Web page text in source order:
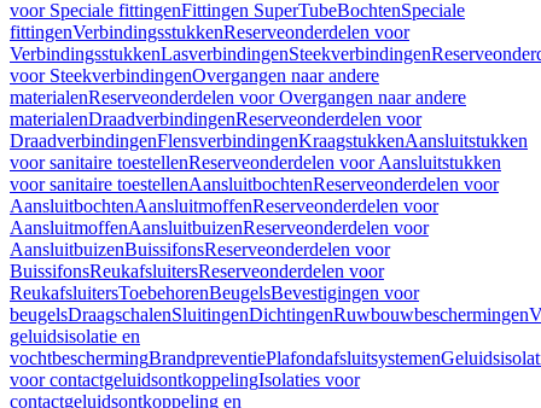
voor Speciale fittingenFittingen SuperTubeBochtenSpeciale
fittingenVerbindingsstukkenReserveonderdelen voor
VerbindingsstukkenLasverbindingenSteekverbindingen
voor SteekverbindingenOvergangen naar andere
materialenReserveonderdelen voor Overgangen naar andere
materialenDraadverbindingenReserveonderdelen voor
DraadverbindingenFlensverbindingenKraagstukkenAansluitstukken
voor sanitaire toestellenReserveonderdelen voor Aansluitstukken
voor sanitaire toestellenAansluitbochtenReserveonderdelen voor
AansluitbochtenAansluitmoffenReserveonderdelen voor
AansluitmoffenAansluitbuizenReserveonderdelen voor
AansluitbuizenBuissifonsReserveonderdelen voor
BuissifonsReukafsluitersReserveonderdelen voor
ReukafsluitersToebehorenBeugelsBevestigingen voor
beugelsDraagschalenSluitingenDichtingenRuwbouwbeschermingen
geluidsisolatie en
vochtbeschermingBrandpreventiePlafondafsluitsystemen
voor contactgeluidsontkoppelingIsolaties voor
contactgeluidsontkoppeling en